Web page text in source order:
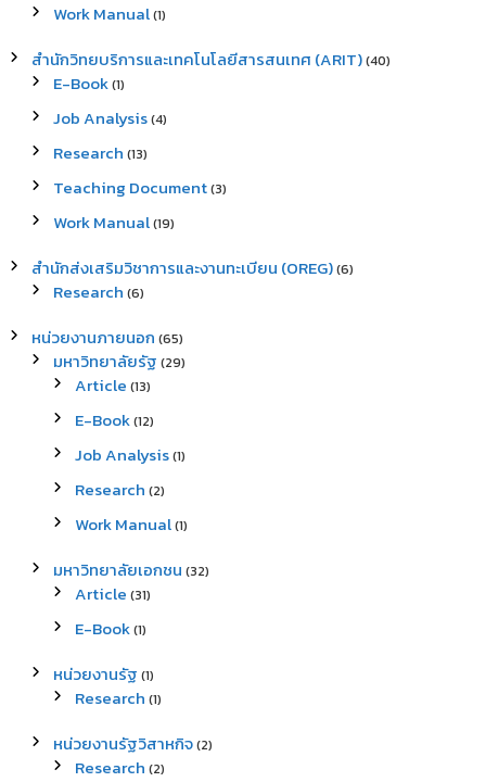
Work Manual(1)
สำนักวิทยบริการและเทคโนโลยีสารสนเทศ (ARIT)(40)
E-Book(1)
Job Analysis(4)
Research (13)
Teaching Document(3)
Work Manual(19)
สำนักส่งเสริมวิชาการและงานทะเบียน (OREG)(6)
Research (6)
หน่วยงานภายนอก (65)
มหาวิทยาลัยรัฐ (29)
Article (13)
E-Book(12)
Job Analysis(1)
Research (2)
Work Manual(1)
มหาวิทยาลัยเอกชน (32)
Article (31)
E-Book(1)
หน่วยงานรัฐ (1)
Research (1)
หน่วยงานรัฐวิสาหกิจ(2)
Research (2)